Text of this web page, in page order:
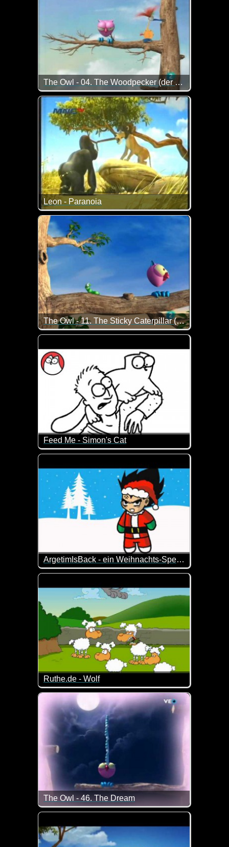
The Owl - 04. The Woodpecker (der Specht)
Wieder eine nette Folge...
Leon - Paranoia
Netter Zeichentrick: Man sollte es nicht glauben,
The Owl - 11. The Sticky Caterpillar (Klebrige Raupe)
Eigentlich hat es die Eule nur auf die Raupe
Feed Me - Simon's Cat
Simons's Cat kann es mal wieder nicht erwarten
ArgetimIsBack - ein Weihnachts-Special
Er ist ein richtiger Fan von Weihnachten...
Ruthe.de - Wolf
In diesem Video ist wohl der Wolf der Depp ;-)
The Owl - 46. The Dream
In Eule's Traum war alles sooooooo schön und